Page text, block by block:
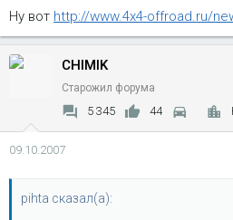
Ну вот http://www.4x4-offroad.ru/
CHIMIK
Старожил форума
5 345 44
09.10.2007
pihta сказал(а):